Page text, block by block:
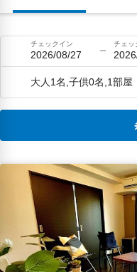
チェックイン
2026/08/27
チェッ
大人1名,子供0名,1部屋